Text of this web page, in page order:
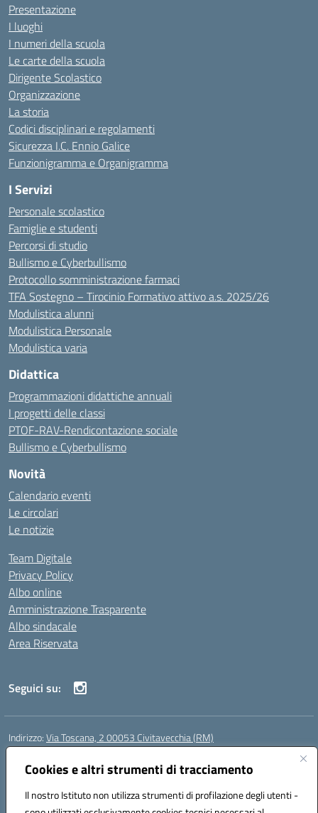
Cookies e altri strumenti di tracciamento
Il nostro Istituto non utilizza strumenti di profilazione degli utenti -
Presentazione
I luoghi
I numeri della scuola
Le carte della scuola
Dirigente Scolastico
Organizzazione
La storia
Codici disciplinari e regolamenti
Sicurezza I.C. Ennio Galice
Funzionigramma e Organigramma
I Servizi
Personale scolastico
Famiglie e studenti
Percorsi di studio
Bullismo e Cyberbullismo
Protocollo somministrazione farmaci
TFA Sostegno – Tirocinio Formativo attivo a.s. 2025/26
Modulistica alunni
Modulistica Personale
Modulistica varia
Didattica
Programmazioni didattiche annuali
I progetti delle classi
PTOF-RAV-Rendicontazione sociale
Bullismo e Cyberbullismo
Novità
Calendario eventi
Le circolari
Le notizie
Team Digitale
Privacy Policy
Albo online
Amministrazione Trasparente
Albo sindacale
Area Riservata
Seguici su:
Indirizzo:Via Toscana, 2 00053 Civitavecchia (RM)
Centralino:
Posta elettronica certificata (PEC):rmic8b900g@pec.istruzione.it
Codice fiscale: 91038380589
Codice meccanografico:RMIC8B900G